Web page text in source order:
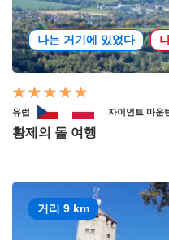
나는 거기에 있었다
유럽 자이언트 마운
황제의 돌 여행
거리 9 km